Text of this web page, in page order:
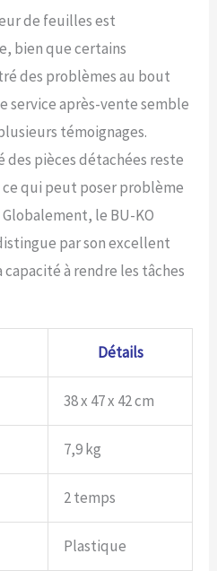
incluses et boîte à outils
GRATUITE, protection EPI et
harnais inclus APPELEZ-
NOUS POUR DE L'AIDE! - BU-
KO offre à tous ceux qui
achètent un service client
en direct 7 jours sur 7.
Nous maintenons une
pièces de rechange ainsi
qu'un centre de réparation
dédié une équipe de
techniciens qui peuvent
pourriez avoir par
de feuilles est
bien que certains
des problèmes au bout
service après-vente semble
témoignages.
pièces détachées reste
qui peut poser problème
le BU-KO
par son excellent
à rendre les tâches
Détails
38 x 47 x 42 cm
7,9 kg
2 temps
Plastique